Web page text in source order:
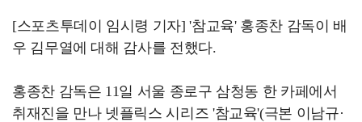
[스포츠투데이 임시령 기자] '참교육' 홍종찬 감독이 배
우 김무열에 대해 감사를 전했다.
홍종찬 감독은 11일 서울 종로구 삼청동 한 카페에서
취재진을 만나 넷플릭스 시리즈 '참교육'(극본 이남규·